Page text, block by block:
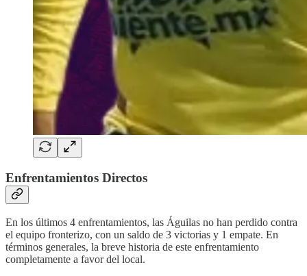
Enfrentamientos Directos
En los últimos 4 enfrentamientos, las Águilas no han perdido contra
el equipo fronterizo, con un saldo de 3 victorias y 1 empate. En
términos generales, la breve historia de este enfrentamiento
completamente a favor del local.